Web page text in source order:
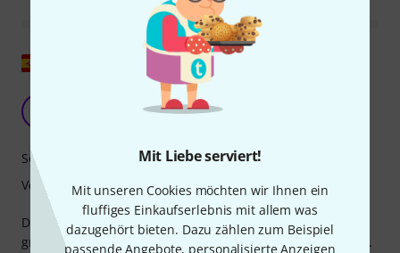
Mit Liebe serviert!
Mit unseren Cookies möchten wir Ihnen ein
fluffiges Einkaufserlebnis mit allem was
dazugehört bieten. Dazu zählen zum Beispiel
passende Angebote, personalisierte Anzeigen
Effizient, tragbar und minimalistisch
Das Instrument hat meine Erwartungen übertroffen. Ein
großartiger Klang, gepaart mit hervorragender Tragbarkeit.
Sound
Verarbeitung